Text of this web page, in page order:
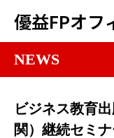
優益FPオフ
NEWS
ビジネス教育
関）継続セミ